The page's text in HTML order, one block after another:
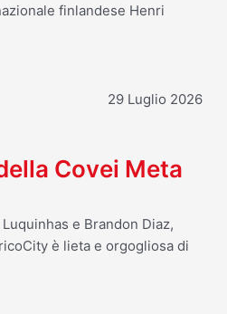
finlandese Henri
29 Luglio 2026
Covei Meta
e Brandon Diaz,
è lieta e orgogliosa di